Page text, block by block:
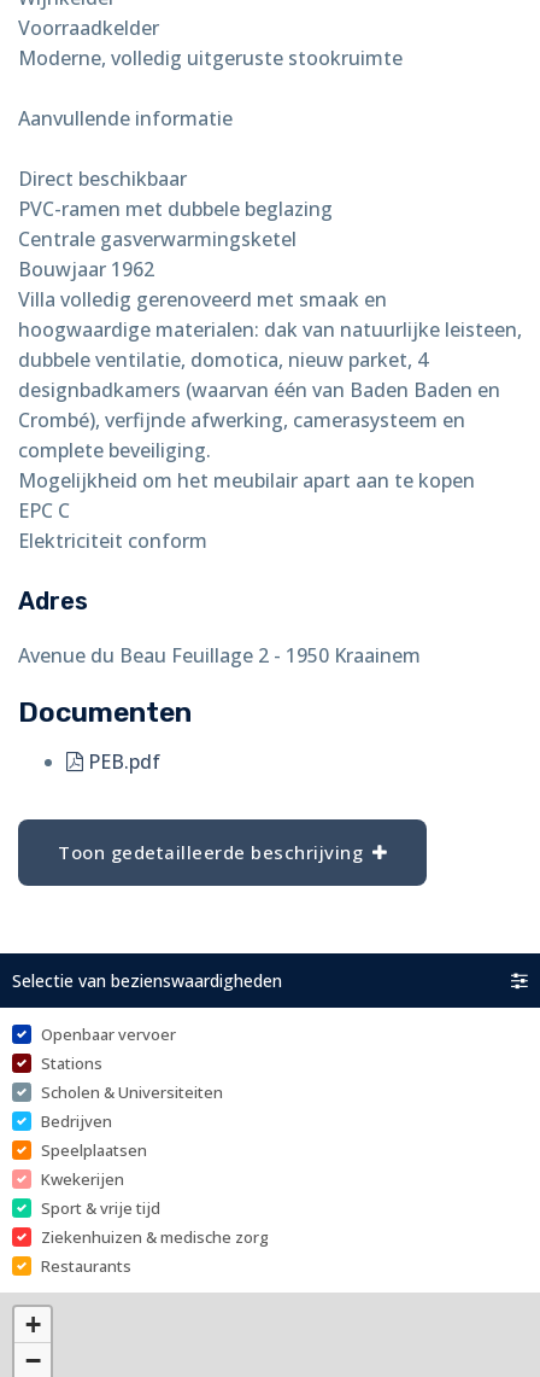
Voorraadkelder
Moderne, volledig uitgeruste stookruimte
Aanvullende informatie
Direct beschikbaar
PVC-ramen met dubbele beglazing
Centrale gasverwarmingsketel
Bouwjaar 1962
Villa volledig gerenoveerd met smaak en
hoogwaardige materialen: dak van natuurlijke leisteen,
dubbele ventilatie, domotica, nieuw parket, 4
designbadkamers (waarvan één van Baden Baden en
Crombé), verfijnde afwerking, camerasysteem en
complete beveiliging.
Mogelijkheid om het meubilair apart aan te kopen
EPC C
Elektriciteit conform
Adres
Avenue du Beau Feuillage 2 - 1950 Kraainem
Documenten
PEB.pdf
Toon gedetailleerde beschrijving
Selectie van bezienswaardigheden
Openbaar vervoer
Stations
Scholen & Universiteiten
Bedrijven
Speelplaatsen
Kwekerijen
Sport & vrije tijd
Ziekenhuizen & medische zorg
Restaurants
+
−